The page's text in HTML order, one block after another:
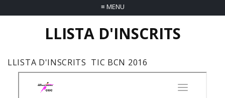
≡ MENU
LLISTA D'INSCRITS
LLISTA D'INSCRITS TIC BCN 2016